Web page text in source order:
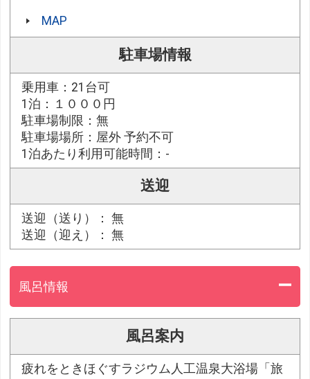
MAP
駐車場情報
乗用車：21台可
1泊：１０００円
駐車場制限：無
駐車場場所：屋外 予約不可
1泊あたり利用可能時間：-
送迎
送迎（送り）： 無
送迎（迎え）： 無
風呂情報
風呂案内
疲れをときほぐすラジウム人工温泉大浴場「旅